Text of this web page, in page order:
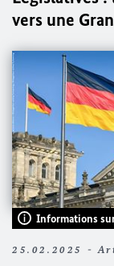
vers une
Informations
25.02.2025 -